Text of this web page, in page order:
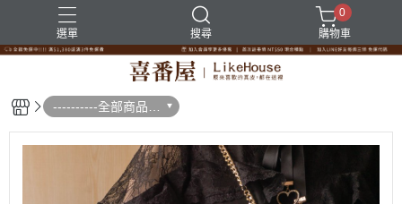
選單 搜尋
0
購物車
----------全部商品--
--------